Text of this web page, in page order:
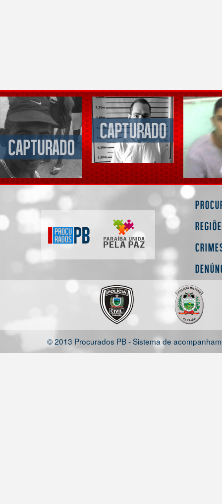
© 2013 Procurados PB - Sistema de